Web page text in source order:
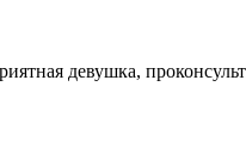
девушка,